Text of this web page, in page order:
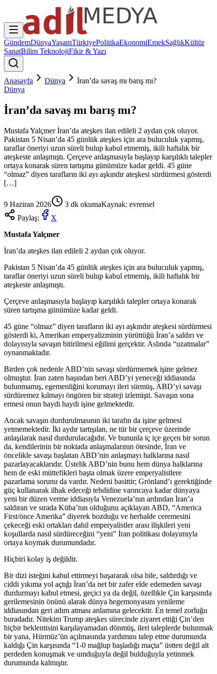
GündemDünyaYaşamTürkiyePolitikaEkonomiEmekSağlıkKültür
SanatBilim TeknolojiFikir & Yazı
Anasayfa Dünya
İran’da savaş mı barış mı?
Dünya
İran’da savaş mı barış mı?
Mustafa Yalçıner İran’da ateşkes ilan edileli 2 aydan çok oluyor.
Pakistan 5 Nisan’da 45 günlük ateşkes için ara buluculuk yapmış,
taraflar öneriyi uzun süreli bulup kabul etmemiş, ikili haftalık bir
ateşkeste anlaşmıştı. Çerçeve anlaşmasıyla başlayıp karşılıklı talepler
ortaya konarak süren tartışma günümüze kadar geldi. 45 güne
“olmaz” diyen tarafların iki ayı aşkındır ateşkesi sürdürmesi gösterdi
[…]
9 Haziran 2026 3 dk okumaKaynak: evrensel
Paylaş:
X
Mustafa Yalçıner
İran’da ateşkes ilan edileli 2 aydan çok oluyor.
Pakistan 5 Nisan’da 45 günlük ateşkes için ara buluculuk yapmış,
taraflar öneriyi uzun süreli bulup kabul etmemiş, ikili haftalık bir
ateşkeste anlaşmıştı.
Çerçeve anlaşmasıyla başlayıp karşılıklı talepler ortaya konarak
süren tartışma günümüze kadar geldi.
45 güne “olmaz” diyen tarafların iki ayı aşkındır ateşkesi sürdürmesi
gösterdi ki, Amerikan emperyalizminin yürüttüğü İran’a saldırı ve
dolayısıyla savaşın bitirilmesi eğilimi gerçektir. Aslında “uzatmalar”
oynanmaktadır.
Birden çok nedenle ABD’nin savaşı sürdürmemek işine gelmez
olmuştur. İran zaten başından beri ABD’yi yeneceği iddiasında
bulunmamış, egemenliğini korumayı ileri sürmüş, ABD’yi savaşı
sürdüremez kılmayı öngören bir strateji izlemişti. Savaşın sona
ermesi onun haydi haydi işine gelmektedir.
Ancak savaşın durdurulmasının iki tarafın da işine gelmesi
yetmemektedir. İki aydır tartışılan, ne tür bir çerçeve üzerinde
anlaşılarak nasıl durdurulacağıdır. Ve bununla iç içe geçen bir sorun
da, kendilerinin bir noktada anlaşmalarının ötesinde, İran ve
öncelikle savaşı başlatan ABD’nin anlaşmayı halklarına nasıl
pazarlayacaklarıdır. Üstelik ABD’nin bunu hem dünya halklarına
hem de eski müttefikleri başta olmak üzere emperyalistlere
pazarlama sorunu da vardır. Nedeni basittir; Grönland’ı gerektiğinde
güç kullanarak ilhak edeceği tehdidine varıncaya kadar dünyaya
yeni bir düzen verme iddiasıyla Venezuela’nın ardından İran’a
saldıran ve sırada Küba’nın olduğunu açıklayan ABD, “America
First/önce Amerika” diyerek bozduğu ve herhalde ceremesini
çekeceği eski ortakları dahil emperyalistler arası ilişkileri yeni
koşullarda nasıl sürdüreceğini “yeni” İran politikası dolayımıyla
ortaya koymak durumundadır.
Hiçbiri kolay iş değildir.
Bir dizi isteğini kabul ettirmeyi başararak olsa bile, saldırdığı ve
ciddi yıkıma yol açtığı İran’da net bir zafer elde edemeden savaşı
durdurmayı kabul etmesi, geçici ya da değil, özellikle Çin karşısında
gerilemesinin önünü alarak dünya hegemonyasını yenileme
iddiasından geri adım atması anlamına gelecektir. En temel zorluğu
buradadır. Nitekim Trump ateşkes sürecinde ziyaret ettiği Çin’den
hiçbir beklentisini karşılayamadan dönmüş, ileri taleplerde bulunmak
bir yana, Hürmüz’ün açılmasında yardımını talep etme durumunda
kaldığı Çin karşısında “1-0 mağlup başladığı maçta” üstten değil alt
perdeden konuşmak ve umduğuyla değil bulduğuyla yetinmek
durumunda kalmıştır.